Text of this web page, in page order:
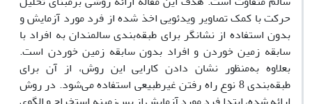
حرکت با کمک تصاویر ویدئویی اخذ شده از فرد مورد آزمایش و
بدون استفاده از نشانگر برای طبقه‌بندی سالمندان به افراد با
سابقه زمین خوردن و افراد بدون سابقه زمین خوردن است.
بعلاوه به‌منظور نشان دادن کارایی این روش، از آن برای
طبقه‌بندی 8 نوع راه رفتن غیرطبیعی استفاده می‌شود. در روش